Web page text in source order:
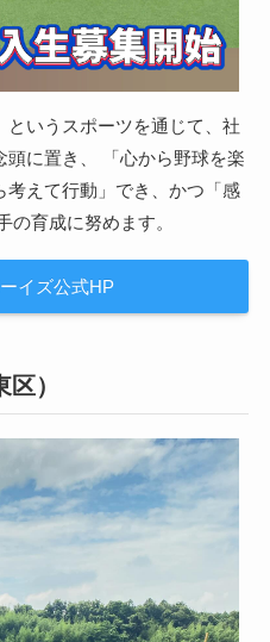
いうスポーツを通じて、社
に置き、 「心から野球を楽
考えて行動」でき、かつ「感
の育成に努めます。
イズ公式HP
）